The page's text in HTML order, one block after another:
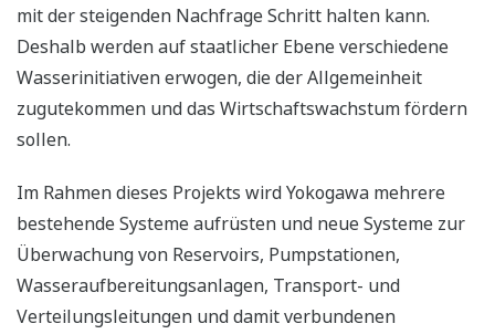
mit der steigenden Nachfrage Schritt halten kann.
Deshalb werden auf staatlicher Ebene verschiedene
Wasserinitiativen erwogen, die der Allgemeinheit
zugutekommen und das Wirtschaftswachstum fördern
sollen.
Im Rahmen dieses Projekts wird Yokogawa mehrere
bestehende Systeme aufrüsten und neue Systeme zur
Überwachung von Reservoirs, Pumpstationen,
Wasseraufbereitungsanlagen, Transport- und
Verteilungsleitungen und damit verbundenen